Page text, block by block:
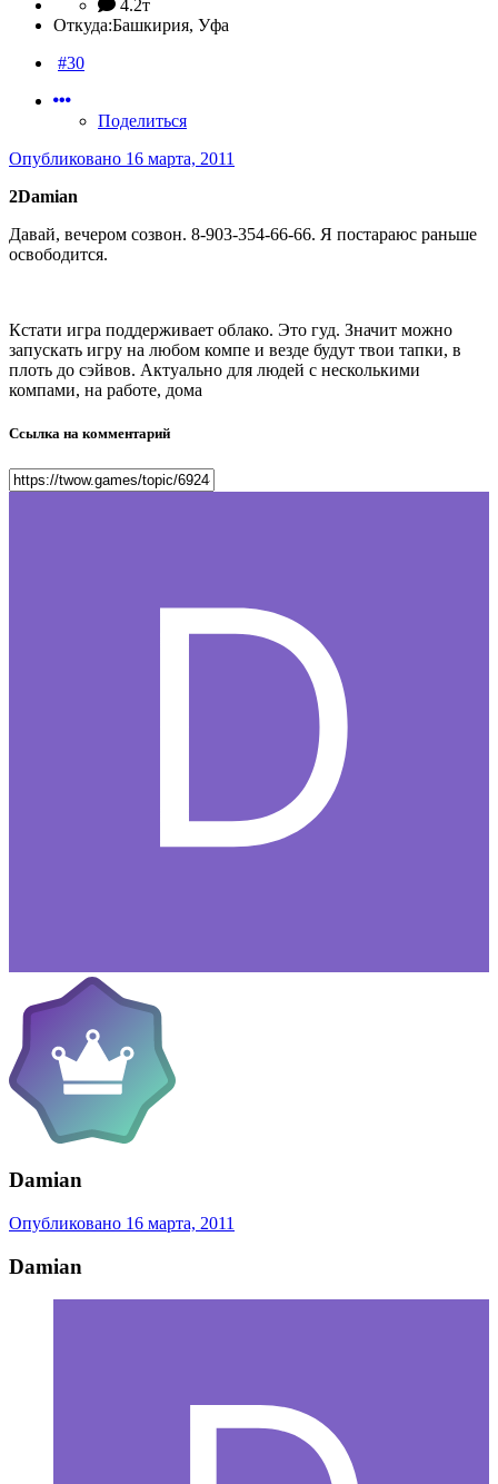
4.2т
Откуда:Башкирия, Уфа
#30
Поделиться
Опубликовано 16 марта, 2011
2Damian
Давай, вечером созвон. 8-903-354-66-66. Я постараюс раньше
освободится.
Кстати игра поддерживает облако. Это гуд. Значит можно
запускать игру на любом компе и везде будут твои тапки, в
плоть до сэйвов. Актуально для людей с несколькими
компами, на работе, дома
Ссылка на комментарий
Damian
Опубликовано 16 марта, 2011
Damian